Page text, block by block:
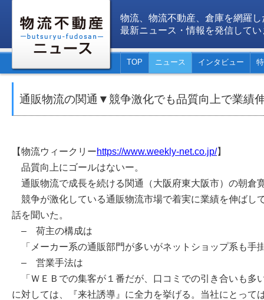
物流、物流不動産、倉庫を網羅し
最新ニュース・情報を発信してい
TOP ニュース インタビュー
通販物流の関通▼競争激化でも品質向上で業績
【物流ウィークリーhttps://www.weekly-net.co.jp/】
品質向上にゴールはないー。
通販物流で成長を続ける関通（大阪府東大阪市）の朝倉
競争が激化している通販物流市場で着実に業績を伸ばし
話を聞いた。
– 荷主の構成は
「メーカー系の通販部門が多いがネットショップ系も手
– 営業手法は
「ＷＥＢでの集客が１番だが、口コミでの引き合いも多
に対しては、『来社誘導』に全力を挙げる。当社にとって